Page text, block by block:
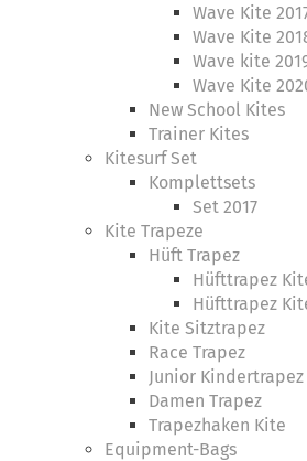
Wave Kite
Wave Kite
Wave kite
Wave Kite
New School Kites
Trainer Kites
Kitesurf Set
Komplettsets
Set 2017
Kite Trapeze
Hüft Trapez
Hüfttrapez
Hüfttrapez
Kite Sitztrapez
Race Trapez
Junior Kindertrapez
Damen Trapez
Trapezhaken Kite
Equipment-Bags